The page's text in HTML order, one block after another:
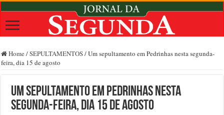
Home /SEPULTAMENTOS/Um sepultamento em Pedrinhas nesta segunda-
feira, dia 15 de agosto
Um sepultamento em Pedrinhas nesta
segunda-feira, dia 15 de agosto